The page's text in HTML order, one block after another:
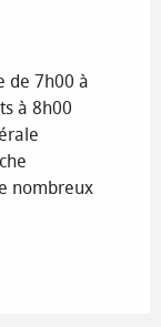
de 7h00 à
à 8h00
nombreux